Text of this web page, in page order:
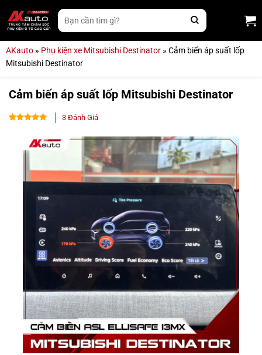
qua
nội
Tìm
kiếm:
AKauto » Phụ kiện xe Mitsubishi Destinator » Cảm biến áp suất lốp
Mitsubishi Destinator
Cảm biến áp suất lốp Mitsubishi Destinator
dựa trên
đánh giá
3Đánh Giá